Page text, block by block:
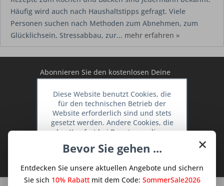
Häufig wird auch nach Haushaltstipps gefragt. Viele
Personen suchen nach Methoden zum Abnehmen, zum
Glücklichsein, Stressabbau, zur... mehr erfahren »
Abonnieren Sie den kostenlosen Deine
Sie keine Neuigkeit oder Aktion mehr aus
dem Traum Küchen - Shop.
Ich habe dieDatenschutzbestimmungen
×
Bevor Sie gehen ...
Entdecken Sie unsere aktuellen Angebote und sichern
Sie sich 10% Rabattmit dem Code: SommerSale2026
Diese Website benutzt Cookies, die
für den technischen Betrieb der
Website erforderlich sind und stets
gesetzt werden. Andere Cookies, die
den Komfort bei Benutzung dieser
dienen oder die Interaktion mit
Netzwerken vereinfachen sollen,
werden nur mit Ihrer Zustimmung